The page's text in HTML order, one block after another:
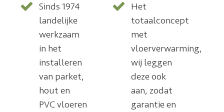
Sinds 1974
landelijke
werkzaam
in het
installeren
van parket,
hout en
PVC vloeren
Het
totaalconcept
met
vloerverwarming,
wij leggen
deze ook
aan, zodat
garantie en